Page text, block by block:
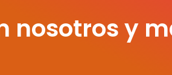
nosotros y